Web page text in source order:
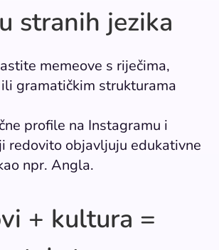
stranih jezika
memeove s riječima,
gramatičkim strukturama
profile na Instagramu i
redovito objavljuju edukativne
npr. Angla.
+ kultura =